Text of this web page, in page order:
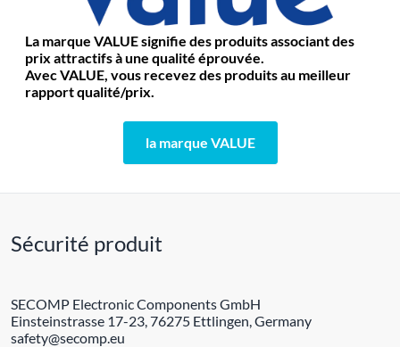
La marque VALUE signifie des produits associant des
prix attractifs à une qualité éprouvée.
Avec VALUE, vous recevez des produits au meilleur
rapport qualité/prix.
la marque VALUE
Sécurité produit
SECOMP Electronic Components GmbH
Einsteinstrasse 17-23, 76275 Ettlingen, Germany
safety@secomp.eu